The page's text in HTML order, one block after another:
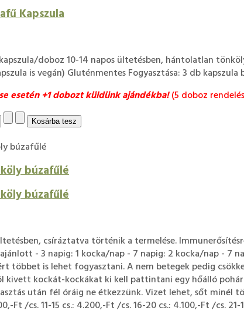
Kapszula
doboz 10-14 napos ültetésben, hántolatlan
is vegán) Gluténmentes Fogyasztása: 3 db
esetén +1 dobozt küldünk ajándékba!(5 doboz
búzafűlé
búzafűlé
csíráztatva történik a termelése.
- 3 napig: 1 kocka/nap - 7 napig: 2 kocka/nap - 7
többet is lehet fogyasztani. A nem betegek pedig
kivett kockát-kockákat ki kell pattintani egy hőálló
után fél óráig ne étkezzünk. Vizet lehet, sőt minél
Ft /cs. 11-15 cs.: 4.200,-Ft /cs. 16-20 cs.: 4.100,-Ft /cs.